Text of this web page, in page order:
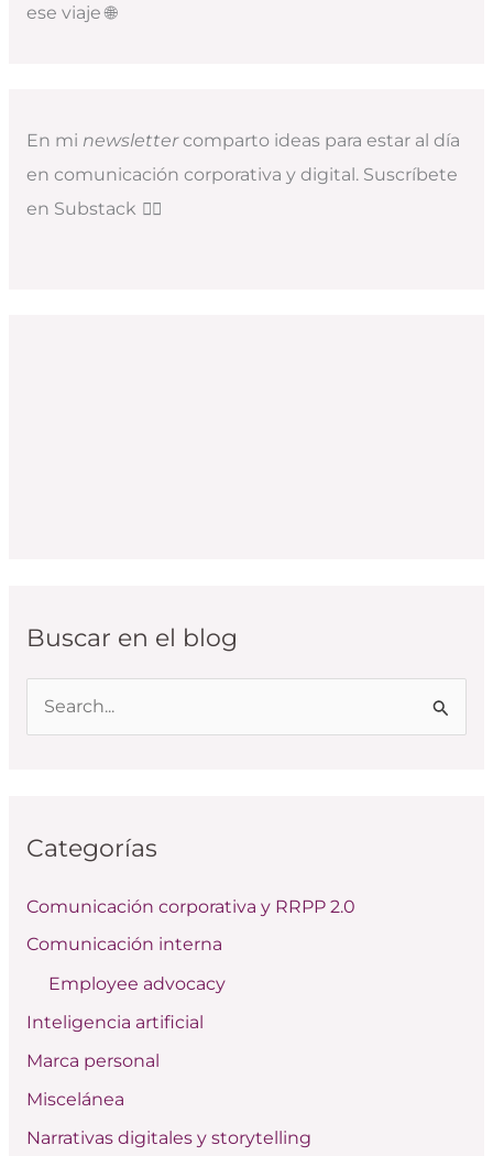
ese viaje 🌐
En mi newslettercomparto ideas para estar al día
en comunicación corporativa y digital. Suscríbete
en Substack 👇🏻
Buscar en el blog
a
p
o
:
Categorías
Comunicación corporativa y RRPP 2.0
Comunicación interna
Employee advocacy
Inteligencia artificial
Marca personal
Miscelánea
Narrativas digitales y storytelling